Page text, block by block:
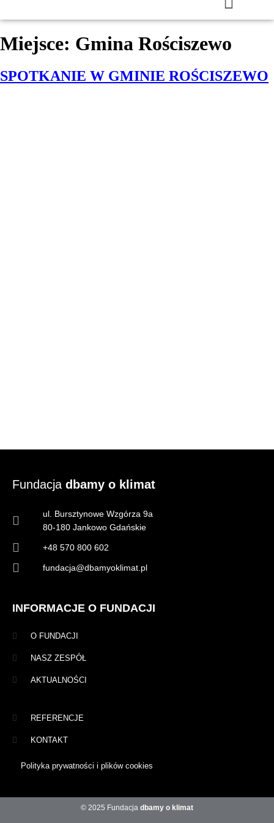
Miejsce: Gmina Rościszewo
SPOTKANIE W GMINIE ROŚCISZEWO
Fundacja dbamy o klimat
ul. Bursztynowe Wzgórza 9a
80-180 Jankowo Gdańskie
+48 570 800 602
fundacja@dbamyoklimat.pl
INFORMACJE O FUNDACJI
O FUNDACJI
NASZ ZESPÓŁ
AKTUALNOŚCI
REFERENCJE
KONTAKT
Polityka prywatności i plików cookies
© 2025 Fundacja dbamy o klimat